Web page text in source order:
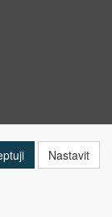
Nastavit